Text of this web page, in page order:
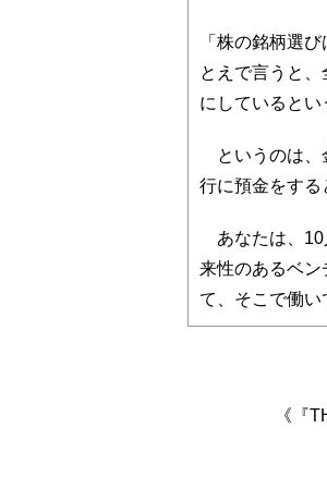
「株の銘柄選
とえで言うと
にしているとい
というのは、
行に預金をする
あなたは、10
来性のあるベ
て、そこで働い
《『